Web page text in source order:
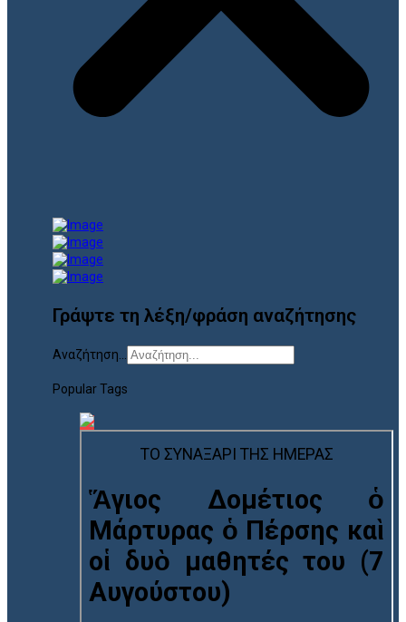
Γράψτε τη λέξη/φράση αναζήτησης
Αναζήτηση...
Popular Tags